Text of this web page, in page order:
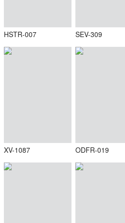
HSTR-007 SEV-309
XV-1087 ODFR-019